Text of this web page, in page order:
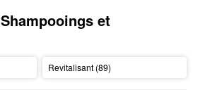
et
Revitalisant (89)